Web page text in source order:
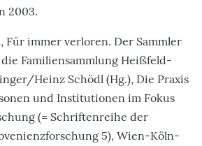
2003.
Für immer verloren. Der Sammler
Familiensammlung Heißfeld-
Heinz Schödl (Hg.), Die Praxis
und Institutionen im Fokus
(= Schriftenreihe der
5), Wien-Köln-